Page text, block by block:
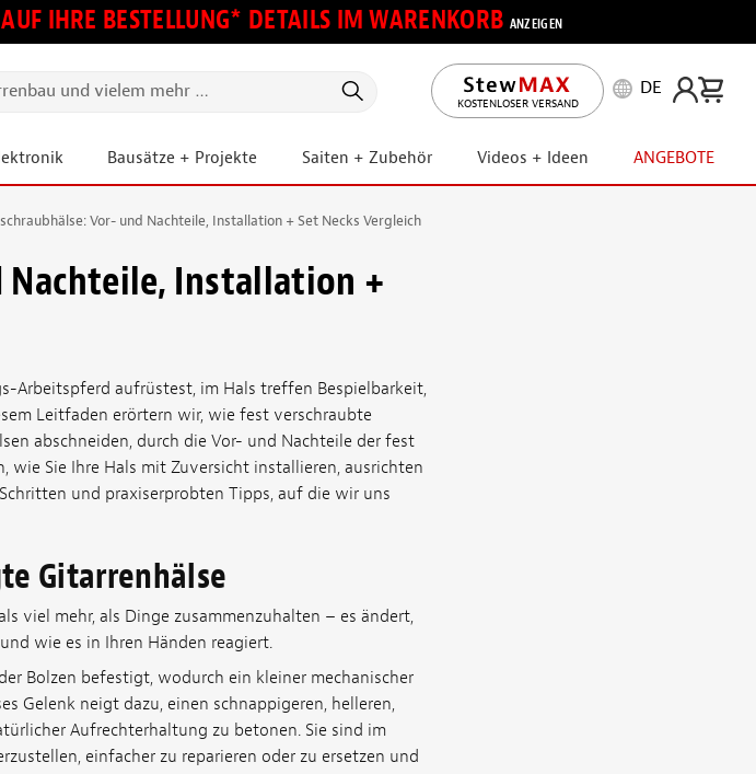
IHRE BESTELLUNG* DETAILS IM WARENKORB ANZEIGEN
KOSTENLOSER VERSAND
DE
Bausätze + Projekte Saiten + Zubehör Videos + Ideen ANGEBOTE
Vor- und Nachteile, Installation + Set Necks Vergleich
Nachteile, Installation +
Arbeitspferd aufrüstest, im Hals treffen Bespielbarkeit,
Leitfaden erörtern wir, wie fest verschraubte
abschneiden, durch die Vor- und Nachteile der fest
Sie Ihre Hals mit Zuversicht installieren, ausrichten
und praxiserprobten Tipps, auf die wir uns
Gitarrenhälse
viel mehr, als Dinge zusammenzuhalten – es ändert,
wie es in Ihren Händen reagiert.
Bolzen befestigt, wodurch ein kleiner mechanischer
Gelenk neigt dazu, einen schnappigeren, helleren,
Aufrechterhaltung zu betonen. Sie sind im
einfacher zu reparieren oder zu ersetzen und